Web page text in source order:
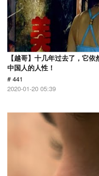
【越哥】十几年过去了，它
中国人的人性！
# 441
2020-01-20 05:39